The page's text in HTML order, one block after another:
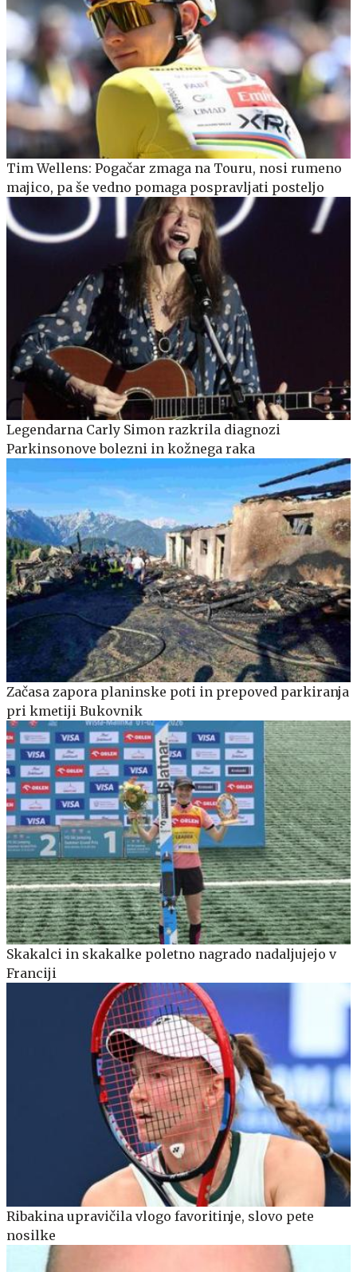
Tim Wellens: Pogačar zmaga na Touru, nosi rumeno
majico, pa še vedno pomaga pospravljati posteljo
Legendarna Carly Simon razkrila diagnozi
Parkinsonove bolezni in kožnega raka
Začasa zapora planinske poti in prepoved parkiranja
pri kmetiji Bukovnik
Skakalci in skakalke poletno nagrado nadaljujejo v
Franciji
Ribakina upravičila vlogo favoritinje, slovo pete
nosilke